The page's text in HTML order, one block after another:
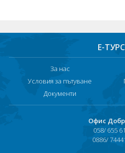
Е-ТУРС
За нас
Условия за пътуване
Документи
Офис
058/ 655
0886/